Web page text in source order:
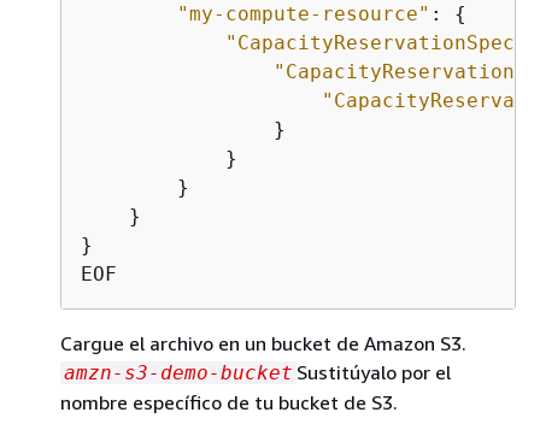
"my-compute-resource" : {
}
}
}
}
}
EOF
Cargue el archivo en un bucket de Amazon S3.
amzn-s3-demo-bucket Sustitúyalo por el
nombre específico de tu bucket de S3.